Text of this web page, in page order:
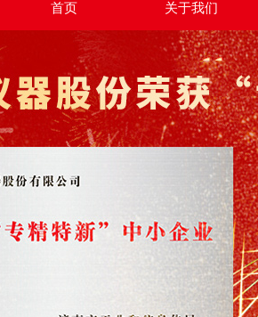
首页 关于我们